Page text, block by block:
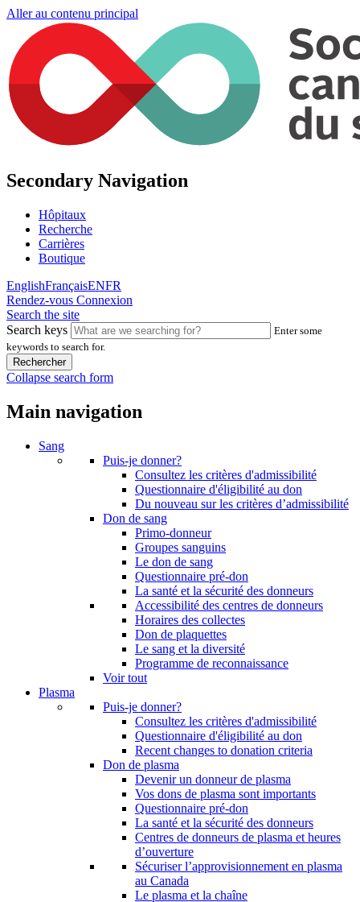
Aller au contenu principal
Secondary Navigation
Hôpitaux
Recherche
Carrières
Boutique
EnglishFrançaisENFR
Rendez-vous Connexion
Search the site
Search keys
Enter some
keywords to search for.
Collapse search form
Main navigation
Sang
Puis-je donner?
Consultez les critères d'admissibilité
Questionnaire d'éligibilité au don
Du nouveau sur les critères d’admissibilité
Don de sang
Primo-donneur
Groupes sanguins
Le don de sang
Questionnaire pré-don
La santé et la sécurité des donneurs
Accessibilité des centres de donneurs
Horaires des collectes
Don de plaquettes
Le sang et la diversité
Programme de reconnaissance
Voir tout
Plasma
Puis-je donner?
Consultez les critères d'admissibilité
Questionnaire d'éligibilité au don
Recent changes to donation criteria
Don de plasma
Devenir un donneur de plasma
Vos dons de plasma sont importants
Questionnaire pré-don
La santé et la sécurité des donneurs
Centres de donneurs de plasma et heures
d’ouverture
Sécuriser l’approvisionnement en plasma
au Canada
Le plasma et la chaîne